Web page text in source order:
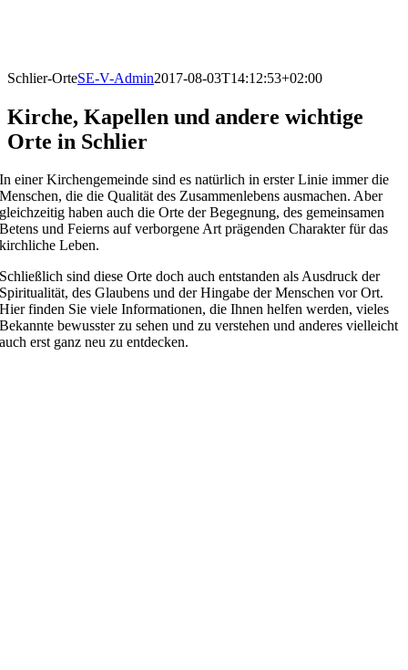
Schlier-OrteSE-V-Admin2017-08-03T14:12:53+02:00
Kirche, Kapellen und andere wichtige
Orte in Schlier
In einer Kirchengemeinde sind es natürlich in erster Linie immer die
Menschen, die die Qualität des Zusammenlebens ausmachen. Aber
gleichzeitig haben auch die Orte der Begegnung, des gemeinsamen
Betens und Feierns auf verborgene Art prägenden Charakter für das
kirchliche Leben.
Schließlich sind diese Orte doch auch entstanden als Ausdruck der
Spiritualität, des Glaubens und der Hingabe der Menschen vor Ort.
Hier finden Sie viele Informationen, die Ihnen helfen werden, vieles
Bekannte bewusster zu sehen und zu verstehen und anderes vielleicht
auch erst ganz neu zu entdecken.